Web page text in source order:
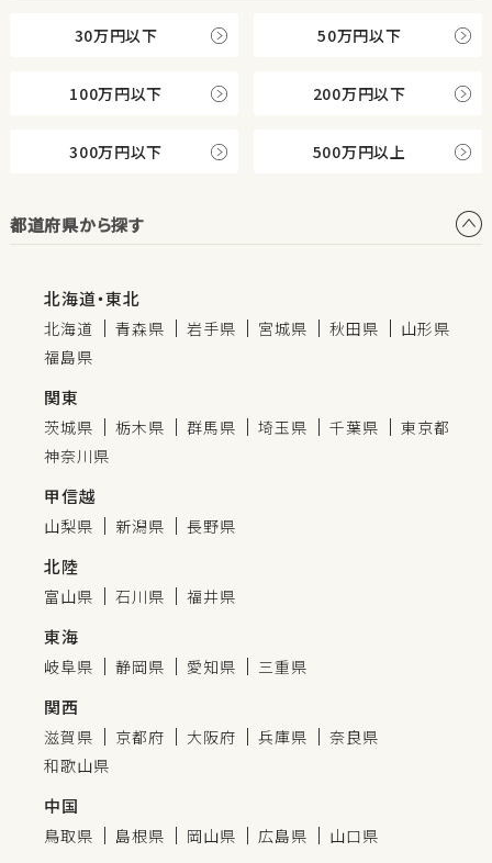
30万円以下 50万円以下
100万円以下 200万円以下
300万円以下 500万円以上
都道府県から探す
北海道・東北
北海道 青森県 岩手県 宮城県 秋田県
山形県
福島県
関東
茨城県 栃木県 群馬県 埼玉県 千葉県
東京都
神奈川県
甲信越
山梨県 新潟県 長野県
北陸
富山県 石川県 福井県
東海
岐阜県 静岡県 愛知県 三重県
関西
滋賀県 京都府 大阪府 兵庫県
奈良県
和歌山県
中国
鳥取県 島根県 岡山県 広島県 山口県